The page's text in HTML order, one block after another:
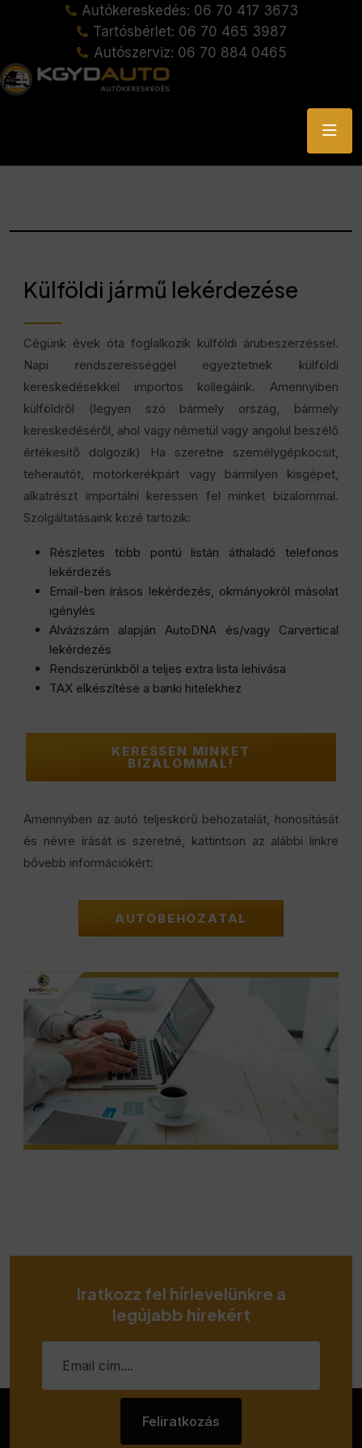
Autókereskedés: 06 70 417 3673
Tartósbérlet: 06 70 465 3987
Autószerviz: 06 70 884 0465
Külföldi jármű lekérdezése
Cégünk évek óta foglalkozik külföldi árubeszerzéssel.
Napi rendszerességgel egyeztetnek külföldi
kereskedésekkel importos kollegáink. Amennyiben
külföldről (legyen szó bármely ország, bármely
kereskedéséről, ahol vagy németül vagy angolul beszélő
értékesítő dolgozik) Ha szeretne személygépkocsit,
teherautót, motorkerékpárt vagy bármilyen kisgépet,
alkatrészt importálni keressen fel minket bizalommal.
Szolgáltatásaink közé tartozik:
Részletes több pontú listán áthaladó telefonos
lekérdezés
Email-ben írásos lekérdezés, okmányokról másolat
igénylés
Alvázszám alapján AutoDNA és/vagy Carvertical
lekérdezés
Rendszerünkből a teljes extra lista lehívása
TAX elkészítése a banki hitelekhez
KERESSEN MINKET
BIZALOMMAL!
Amennyiben az autó teljeskörű behozatalát, honosítását
és névre írását is szeretné, kattintson az alábbi linkre
bővebb információkért:
AUTÓBEHOZATAL
Iratkozz fel hírlevelünkre a
legújabb hírekért
Feliratkozás